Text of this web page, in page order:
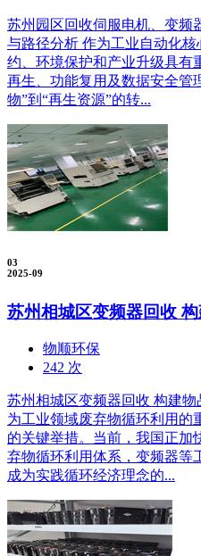
苏州园区回收伺服电机、变频
与路径分析 作为工业自动化
约、环境保护和产业升级具有
再生、功能复用及数据安全管
物”到“再生资源”的转...
03
2025-09
苏州相城区变频器回收
物顺环保
242 次
苏州相城区变频器回收 构建
为工业领域废弃物循环利用的
的关键举措。当前，我国正加
弃物循环利用体系，变频器等
成为实践循环经济理念的...